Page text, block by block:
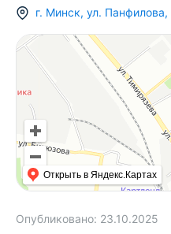
г. Минск, ул. Панфилова,
Открыть в Яндекс.Картах
Опубликовано: 23.10.2025